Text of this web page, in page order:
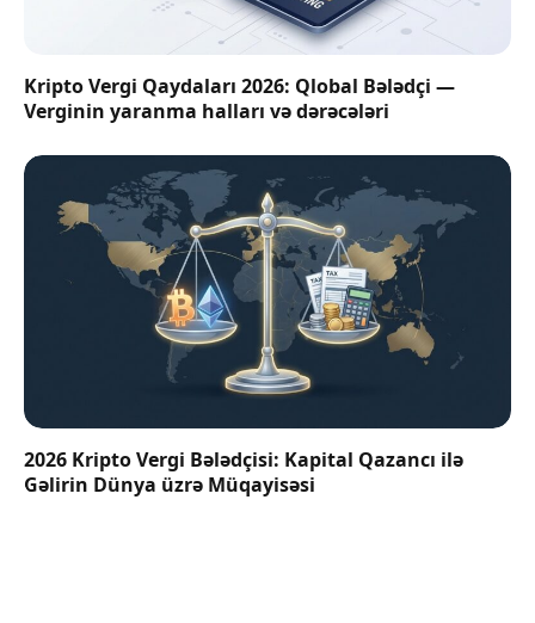
Kripto Vergi Qaydaları 2026: Qlobal Bələdçi —
Verginin yaranma halları və dərəcələri
2026 Kripto Vergi Bələdçisi: Kapital Qazancı ilə
Gəlirin Dünya üzrə Müqayisəsi